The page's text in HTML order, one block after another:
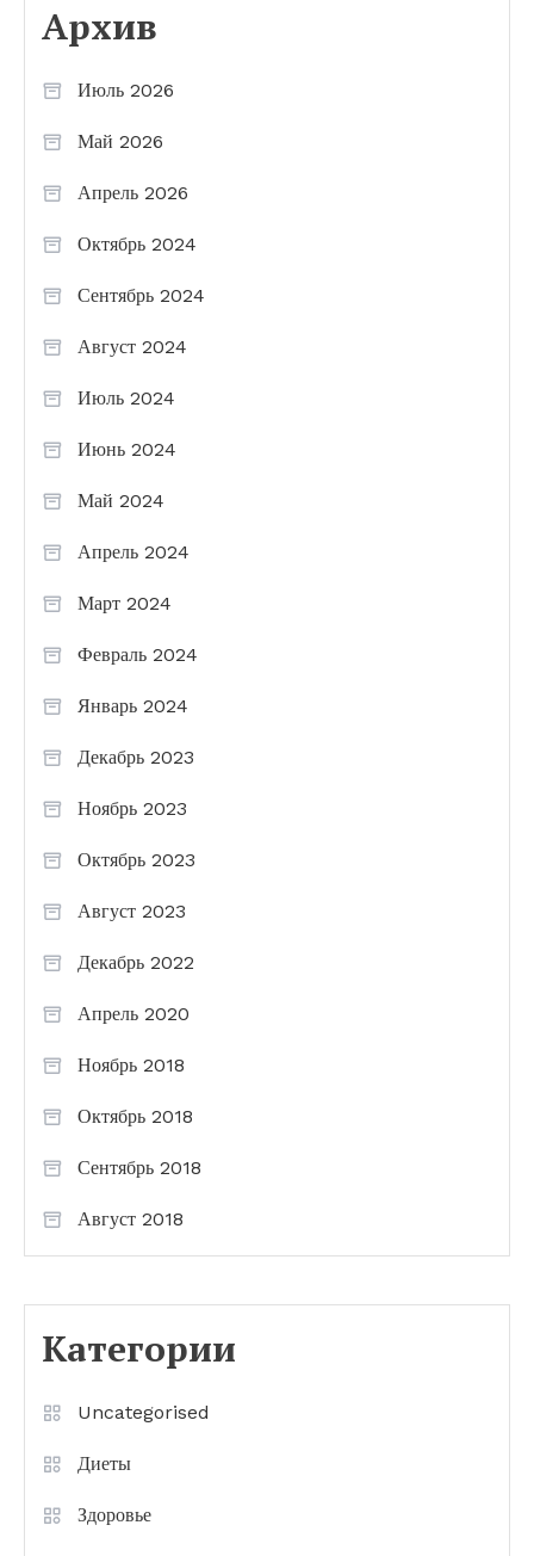
Архив
Июль 2026
Май 2026
Апрель 2026
Октябрь 2024
Сентябрь 2024
Август 2024
Июль 2024
Июнь 2024
Май 2024
Апрель 2024
Март 2024
Февраль 2024
Январь 2024
Декабрь 2023
Ноябрь 2023
Октябрь 2023
Август 2023
Декабрь 2022
Апрель 2020
Ноябрь 2018
Октябрь 2018
Сентябрь 2018
Август 2018
Категории
Uncategorised
Диеты
Здоровье